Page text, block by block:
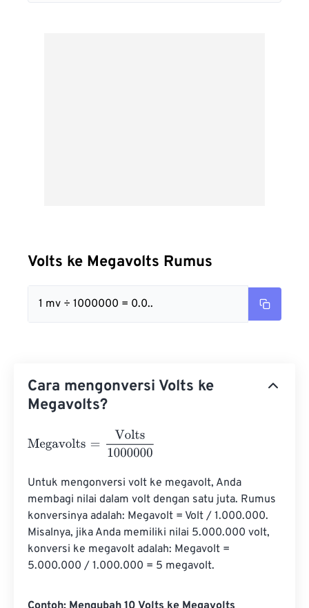
Volts ke Megavolts Rumus
1 mv ÷ 1000000 = 0.0..
Cara mengonversi Volts ke
Megavolts?
Megavolts 1000000
Untuk mengonversi volt ke megavolt, Anda
membagi nilai dalam volt dengan satu juta. Rumus
konversinya adalah: Megavolt = Volt / 1.000.000.
Misalnya, jika Anda memiliki nilai 5.000.000 volt,
konversi ke megavolt adalah: Megavolt =
5.000.000 / 1.000.000 = 5 megavolt.